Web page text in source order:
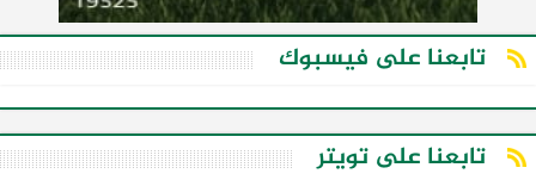
تابعنا على فيسبوك
تابعنا على تويتر